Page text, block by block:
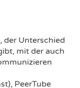
der Unterschied
mit der auch
PeerTube